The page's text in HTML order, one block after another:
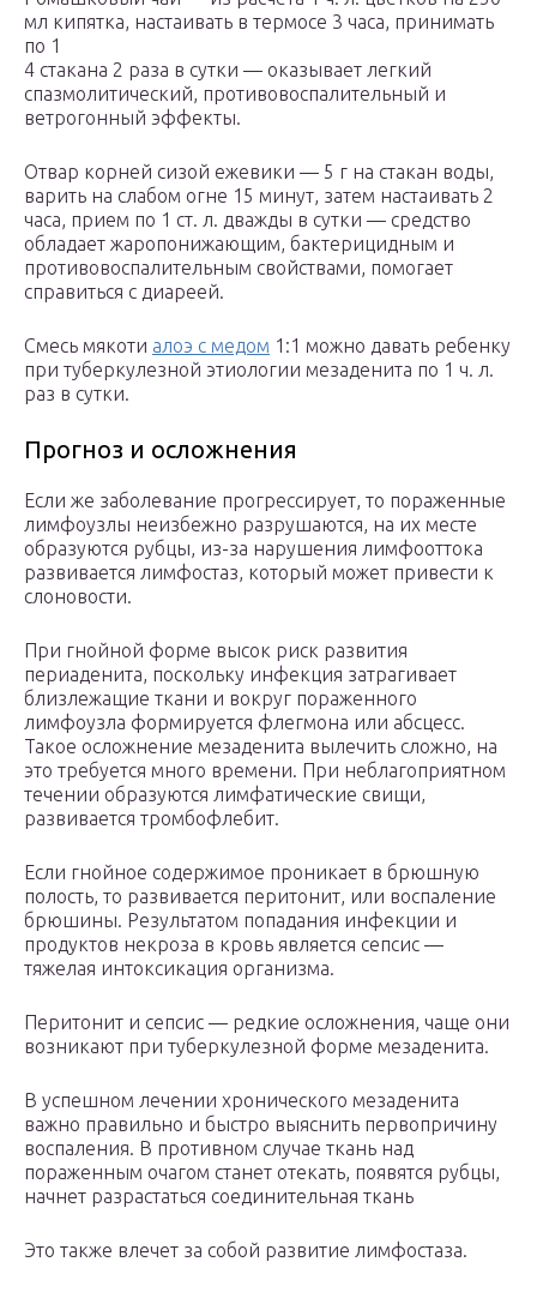
мл кипятка, настаивать в термосе 3 часа, принимать
по 1
4 стакана 2 раза в сутки — оказывает легкий
спазмолитический, противовоспалительный и
ветрогонный эффекты.
Отвар корней сизой ежевики — 5 г на стакан воды,
варить на слабом огне 15 минут, затем настаивать 2
часа, прием по 1 ст. л. дважды в сутки — средство
обладает жаропонижающим, бактерицидным и
противовоспалительным свойствами, помогает
справиться с диареей.
Смесь мякоти алоэ с медом 1:1 можно давать ребенку
при туберкулезной этиологии мезаденита по 1 ч. л.
раз в сутки.
Прогноз и осложнения
Если же заболевание прогрессирует, то пораженные
лимфоузлы неизбежно разрушаются, на их месте
образуются рубцы, из-за нарушения лимфооттока
развивается лимфостаз, который может привести к
слоновости.
При гнойной форме высок риск развития
периаденита, поскольку инфекция затрагивает
близлежащие ткани и вокруг пораженного
лимфоузла формируется флегмона или абсцесс.
Такое осложнение мезаденита вылечить сложно, на
это требуется много времени. При неблагоприятном
течении образуются лимфатические свищи,
развивается тромбофлебит.
Если гнойное содержимое проникает в брюшную
полость, то развивается перитонит, или воспаление
брюшины. Результатом попадания инфекции и
продуктов некроза в кровь является сепсис —
тяжелая интоксикация организма.
Перитонит и сепсис — редкие осложнения, чаще они
возникают при туберкулезной форме мезаденита.
В успешном лечении хронического мезаденита
важно правильно и быстро выяснить первопричину
воспаления. В противном случае ткань над
пораженным очагом станет отекать, появятся рубцы,
начнет разрастаться соединительная ткань
Это также влечет за собой развитие лимфостаза.